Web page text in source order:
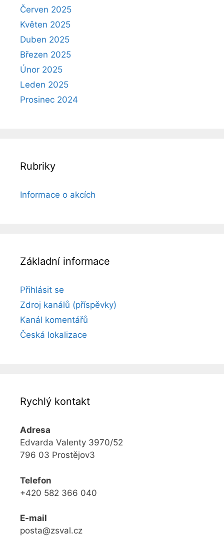
Červen 2025
Květen 2025
Duben 2025
Březen 2025
Únor 2025
Leden 2025
Prosinec 2024
Rubriky
Informace o akcích
Základní informace
Přihlásit se
Zdroj kanálů (příspěvky)
Kanál komentářů
Česká lokalizace
Rychlý kontakt
Adresa
Edvarda Valenty 3970/52
796 03 Prostějov3
Telefon
+420 582 366 040
E-mail
posta@zsval.cz